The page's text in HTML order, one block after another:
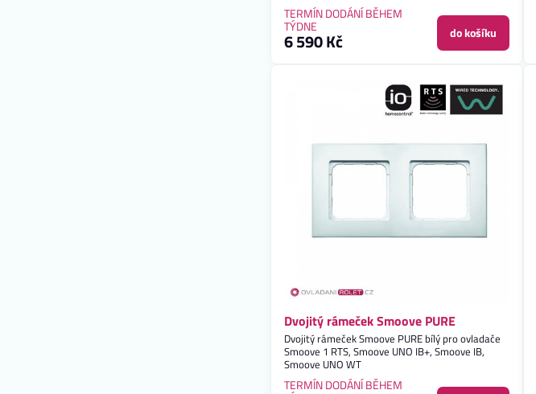
ZDARMA!
TERMÍN DODÁNÍ BĚHEM
TÝDNE
6 590 Kč do košíku
Dvojitý rámeček Smoove PURE
Dvojitý rámeček Smoove PURE bílý pro ovladače
Smoove 1 RTS, Smoove UNO IB+, Smoove IB,
Smoove UNO WT
TERMÍN DODÁNÍ BĚHEM